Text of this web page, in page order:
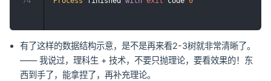
有了这样的数据结构示意，是不是再来看2-3树就非常清晰了。
—— 我说过，理科生 + 技术，不要只抛理论，要看效果的！东
西到手了，能拿捏了，再补充理论。